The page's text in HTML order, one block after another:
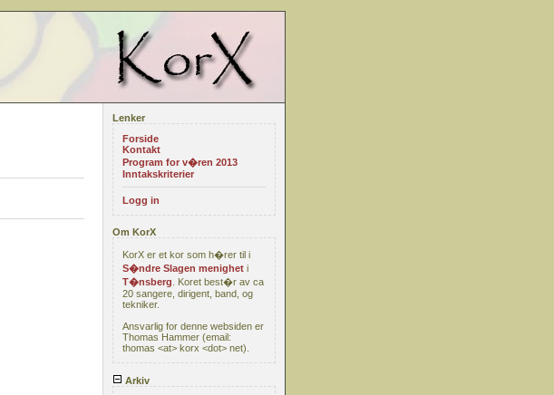
Lenker
Forside
Kontakt
Program for v�ren 2013
Inntakskriterier
Logg in
Om KorX
KorX er et kor som h�rer til i
S�ndre Slagen menighet i
T�nsberg . Koret best�r av ca
20 sangere, dirigent, band, og
tekniker.
Ansvarlig for denne websiden er
Thomas Hammer (email:
thomas <at> korx <dot> net).
Arkiv